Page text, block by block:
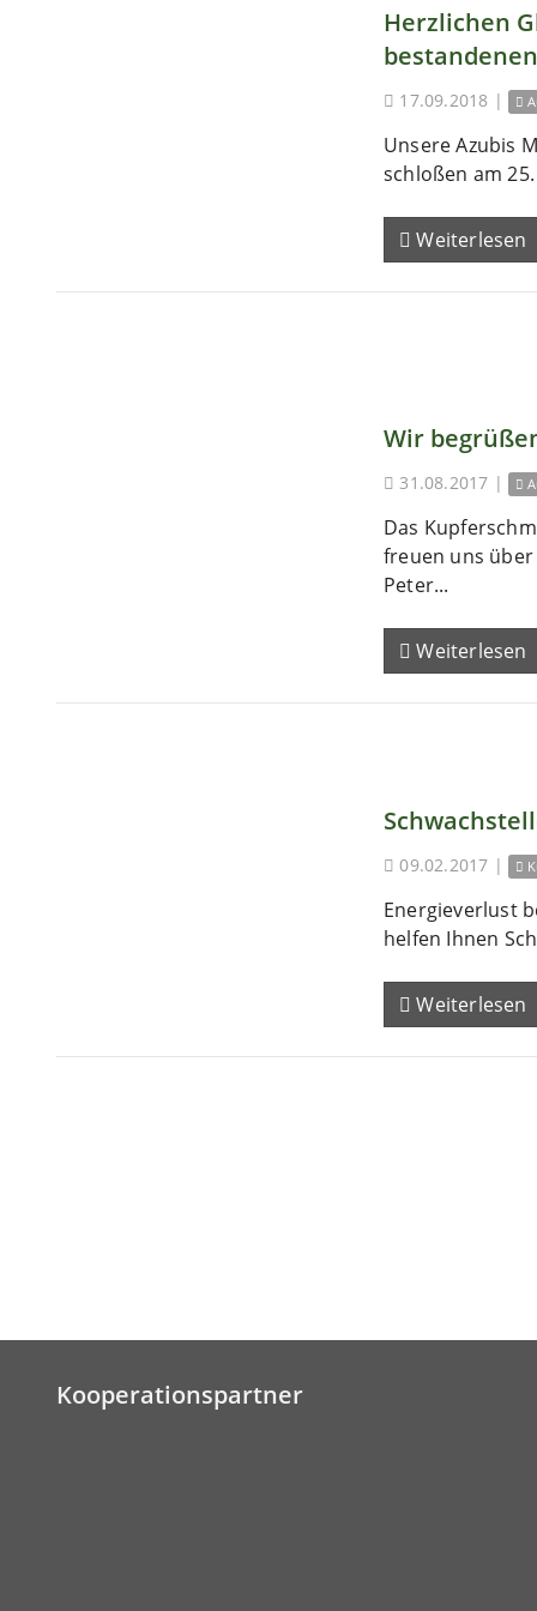
Herzlichen
17.09.2018 |
Unsere Azubis
schloßen am
Weiterlesen
Wir
31.08.2017 |
Das
freuen uns
Peter...
Weiterlesen
09.02.2017 |
Energieverlust
helfen Ihnen
Weiterlesen
Kooperationspartner